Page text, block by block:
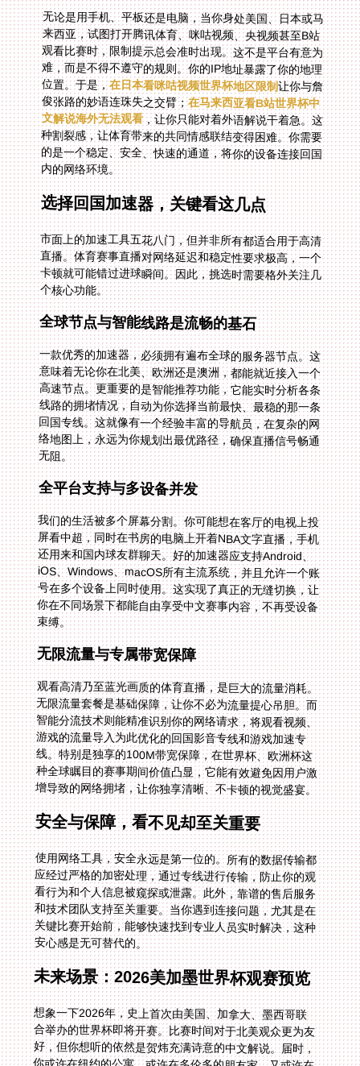
无论是用手机、平板还是电脑，当你身处美国、日本或马
来西亚，试图打开腾讯体育、咪咕视频、央视频甚至B站
观看比赛时，限制提示总会准时出现。这不是平台有意为
难，而是不得不遵守的规则。你的IP地址暴露了你的地理
位置。于是，在日本看咪咕视频世界杯地区限制让你与詹
俊张路的妙语连珠失之交臂；在马来西亚看B站世界杯中
文解说海外无法观看，让你只能对着外语解说干着急。这
种割裂感，让体育带来的共同情感联结变得困难。你需要
的是一个稳定、安全、快速的通道，将你的设备连接回国
内的网络环境。
选择回国加速器，关键看这几点
市面上的加速工具五花八门，但并非所有都适合用于高清
直播。体育赛事直播对网络延迟和稳定性要求极高，一个
卡顿就可能错过进球瞬间。因此，挑选时需要格外关注几
个核心功能。
全球节点与智能线路是流畅的基石
一款优秀的加速器，必须拥有遍布全球的服务器节点。这
意味着无论你在北美、欧洲还是澳洲，都能就近接入一个
高速节点。更重要的是智能推荐功能，它能实时分析各条
线路的拥堵情况，自动为你选择当前最快、最稳的那一条
回国专线。这就像有一个经验丰富的导航员，在复杂的网
络地图上，永远为你规划出最优路径，确保直播信号畅通
无阻。
全平台支持与多设备并发
我们的生活被多个屏幕分割。你可能想在客厅的电视上投
屏看中超，同时在书房的电脑上开着NBA文字直播，手机
还用来和国内球友群聊天。好的加速器应支持Android、
iOS、Windows、macOS所有主流系统，并且允许一个账
号在多个设备上同时使用。这实现了真正的无缝切换，让
你在不同场景下都能自由享受中文赛事内容，不再受设备
束缚。
无限流量与专属带宽保障
观看高清乃至蓝光画质的体育直播，是巨大的流量消耗。
无限流量套餐是基础保障，让你不必为流量提心吊胆。而
智能分流技术则能精准识别你的网络请求，将观看视频、
游戏的流量导入为此优化的回国影音专线和游戏加速专
线。特别是独享的100M带宽保障，在世界杯、欧洲杯这
种全球瞩目的赛事期间价值凸显，它能有效避免因用户激
增导致的网络拥堵，让你独享清晰、不卡顿的视觉盛宴。
安全与保障，看不见却至关重要
使用网络工具，安全永远是第一位的。所有的数据传输都
应经过严格的加密处理，通过专线进行传输，防止你的观
看行为和个人信息被窥探或泄露。此外，靠谱的售后服务
和技术团队支持至关重要。当你遇到连接问题，尤其是在
关键比赛开始前，能够快速找到专业人员实时解决，这种
安心感是无可替代的。
未来场景：2026美加墨世界杯观赛预览
想象一下2026年，史上首次由美国、加拿大、墨西哥联
合举办的世界杯即将开赛。比赛时间对于北美观众更为友
好，但你想听的依然是贺炜充满诗意的中文解说。届时，
你或许在纽约的公寓，或许在多伦多的朋友家，又或许在
洛杉矶的酒吧。你只需在手机、电脑或电视盒子上开启加
速器，选择“影音加速”模式，智能线路瞬间将你接回国
内。然后，你从容地打开央视频或咪咕视频APP，熟悉的
界面和中文解说扑面而来。你可以毫无障碍地参与国内的